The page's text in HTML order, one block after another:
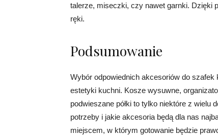
talerze, miseczki, czy nawet garnki. Dzięki
ręki.
Podsumowanie
Wybór odpowiednich akcesoriów do
estetyki kuchni. Kosze wysuwne,
podwieszane półki to tylko niektóre z wielu
potrzeby i jakie akcesoria będą dla nas
miejscem, w którym gotowanie będzie